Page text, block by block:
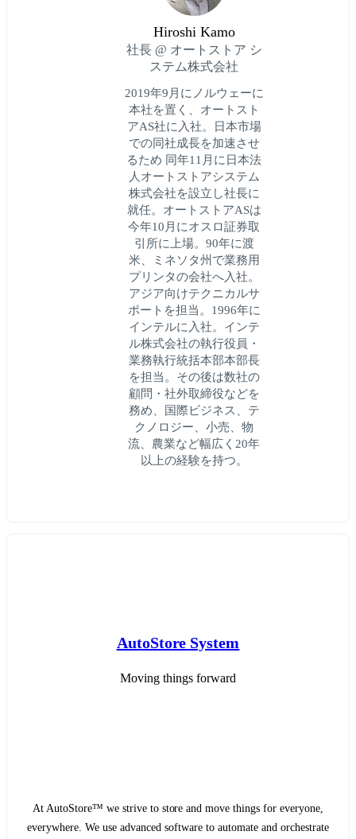
Hiroshi Kamo
社長 @ オートストア シ
ステム株式会社
2019年9月にノルウェーに
本社を置く、オートスト
アAS社に入社。日本市場
での同社成長を加速させ
るため 同年11月に日本法
人オートストアシステム
株式会社を設立し社長に
就任。オートストアASは
今年10月にオスロ証券取
引所に上場。90年に渡
米、ミネソタ州で業務用
プリンタの会社へ入社。
アジア向けテクニカルサ
ポートを担当。1996年に
インテルに入社。インテ
ル株式会社の執行役員・
業務執行統括本部本部長
を担当。その後は数社の
顧問・社外取締役などを
務め、国際ビジネス、テ
クノロジー、小売、物
流、農業など幅広く20年
以上の経験を持つ。
AutoStore System
Moving things forward
At AutoStore™ we strive to store and move things for everyone,
everywhere. We use advanced software to automate and orchestrate